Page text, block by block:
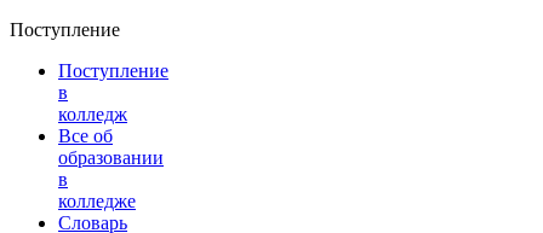
Поступление
Поступление
в
колледж
Все об
образовании
в
колледже
Словарь